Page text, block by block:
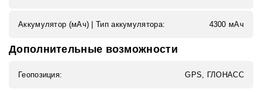
Аккумулятор (мАч) | Тип аккумулятора: 4300 мАч
Дополнительные возможности
Геопозиция: GPS, ГЛОНАСС